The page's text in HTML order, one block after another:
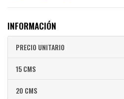
INFORMACIÓN
PRECIO UNITARIO
15 CMS
20 CMS